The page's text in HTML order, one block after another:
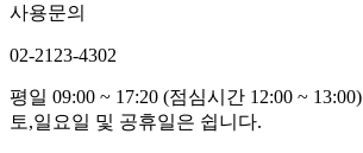
사용문의
02-2123-4302
평일 09:00 ~ 17:20 (점심시간 12:00 ~ 13:00)
토,일요일 및 공휴일은 쉽니다.